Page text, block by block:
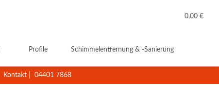
0,00 €
Profile Schimmelentfernung & -Sanierung
Kontakt 04401 7868